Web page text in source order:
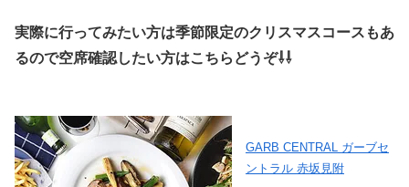
実際に行ってみたい方は季節限定のクリスマスコースもあ
るので空席確認したい方はこちらどうぞ⇩⇩
GARB CENTRAL ガーブセ
ントラル 赤坂見附